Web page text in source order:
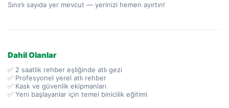
Sınırlı sayıda yer mevcut — yerinizi hemen ayırtın!
Dahil Olanlar
✅ 2 saatlik rehber eşliğinde atlı gezi
✅ Profesyonel yerel atlı rehber
✅ Kask ve güvenlik ekipmanları
✅ Yeni başlayanlar için temel binicilik eğitimi